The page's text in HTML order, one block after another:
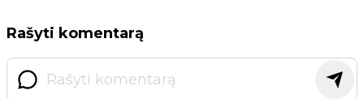
Rašyti komentarą